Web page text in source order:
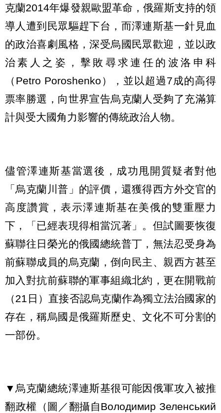
克蘭2014年爆發親歐盟革命，俄羅斯支持的領
導人遭到民眾驅趕下台，而澤連斯基一針見血
的政治喜劇風格，深受烏國民眾歡迎，並以政
治素人之姿，擊敗尋求連任的波洛申科
（Petro Poroshenko），並以超過7成的高得
票率勝選，向世界宣告烏克蘭人受夠了充滿算
計與受大國角力影響的傳統政治人物。
儘管澤連斯基當選後，成功甩開質疑者對他
「烏克蘭川普」的評價，還獲得西方外交官的
高度讚賞，表示澤連斯基在美俄的雙重壓力
下，「已經表現得相當沉著」。但試圖要恢復
蘇聯往日榮光的俄國總統普丁，無法忍受身為
前蘇聯成員的烏克蘭，倒向民主、親西方甚至
加入對抗前蘇聯的軍事組織北約，更在開戰前
（21日）直接否認烏克蘭作為獨立法治國家的
存在，稱烏國是俄羅斯歷史、文化不可分割的
一部份。
▼烏克蘭總統澤連斯基很可能因俄軍攻入被推
翻政權（圖／翻攝自Володимир Зеленський